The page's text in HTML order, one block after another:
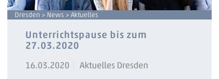
Dresden > News > Aktuelles
Unterrichtspause bis zum
27.03.2020
16.03.2020
Aktuelles Dresden